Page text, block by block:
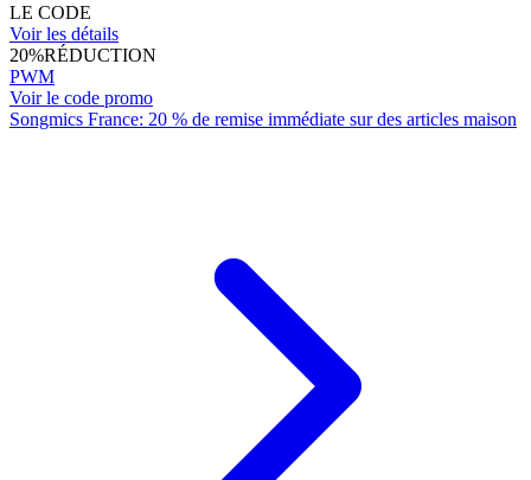
LE CODE
Voir les détails
20%RÉDUCTION
PWM
Voir le code promo
Songmics France: 20 % de remise immédiate sur des articles maison